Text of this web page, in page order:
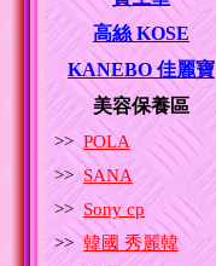
高絲 KOSE
KANEBO 佳麗寶
美容保養區
>> POLA
>> SANA
>> Sony cp
>>韓國 秀麗韓